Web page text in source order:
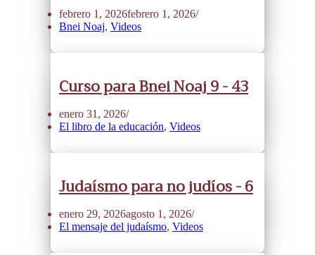
febrero 1, 2026febrero 1, 2026
Bnei Noaj, Videos
Curso para Bnei Noaj 9 - 43
enero 31, 2026
El libro de la educación, Videos
Judaísmo para no judíos - 6
enero 29, 2026agosto 1, 2026
El mensaje del judaísmo, Videos